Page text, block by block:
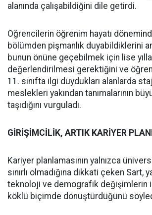
alanında çalışabildiğini dile getirdi.
Öğrencilerin öğrenim hayatı
bölümden pişmanlık duyabildiklerini
bunun önüne geçebilmek için lise
değerlendirilmesi gerektiğini ve
11. sınıfta ilgi duydukları alanlarda
meslekleri yakından tanımalarının
taşıdığını vurguladı.
GİRİŞİMCİLİK, ARTIK KARİYER
Kariyer planlamasının yalnızca
sınırlı olmadığına dikkati çeken Sart,
teknoloji ve demografik değişimlerin
köklü biçimde dönüştürdüğünü